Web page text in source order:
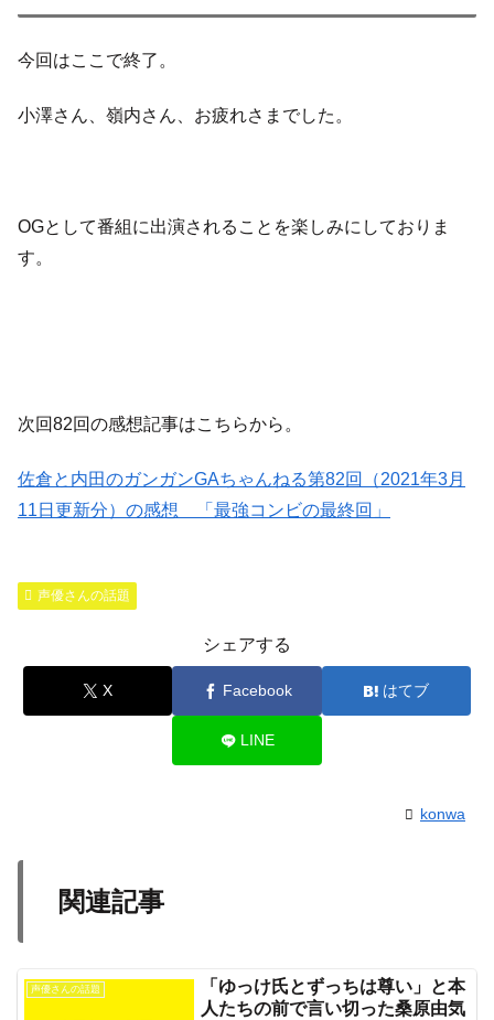
今回はここで終了。
小澤さん、嶺内さん、お疲れさまでした。
OGとして番組に出演されることを楽しみにしておりま
す。
次回82回の感想記事はこちらから。
佐倉と内田のガンガンGAちゃんねる第82回（2021年3月
11日更新分）の感想 「最強コンビの最終回」
声優さんの話題
シェアする
X Facebook はてブ
LINE
konwa
関連記事
声優さんの話題
「ゆっけ氏とずっちは尊い」と本
人たちの前で言い切った桑原由気